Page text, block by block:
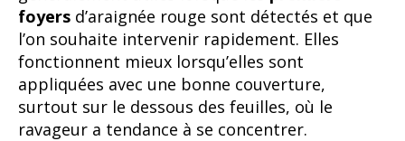
foyers d’araignée rouge sont détectés et que
l’on souhaite intervenir rapidement. Elles
fonctionnent mieux lorsqu’elles sont
appliquées avec une bonne couverture,
surtout sur le dessous des feuilles, où le
ravageur a tendance à se concentrer.